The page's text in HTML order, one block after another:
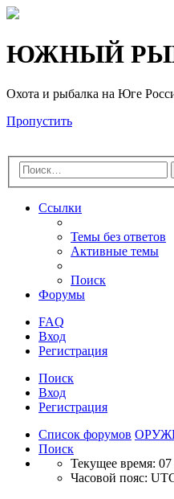
Регистрация
ЮЖНЫЙ
Охота и рыбалка на Юге
Пропустить
Ссылки
Темы без ответов
Активные темы
Поиск
Форумы
FAQ
Вход
Регистрация
Поиск
Вход
Регистрация
Список форумов
Поиск
Текущее время: 07
Часовой пояс: